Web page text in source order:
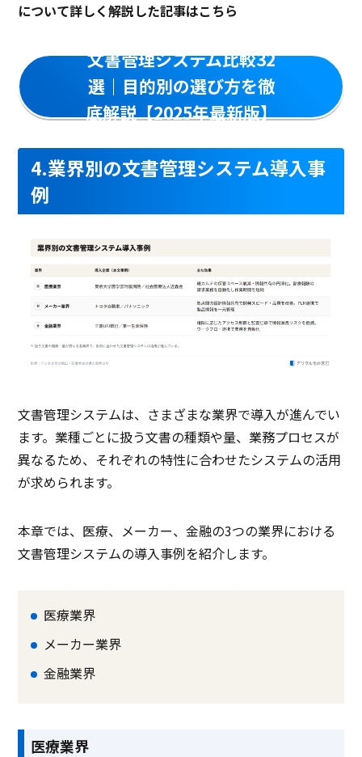
について詳しく解説した記事はこちら
文書管理システム比較32
選｜目的別の選び方を徹
底解説【2025年最新版】
4.業界別の文書管理システム導入事
例
文書管理システムは、さまざまな業界で導入が進んでい
ます。業種ごとに扱う文書の種類や量、業務プロセスが
異なるため、それぞれの特性に合わせたシステムの活用
が求められます。
本章では、医療、メーカー、金融の3つの業界における
文書管理システムの導入事例を紹介します。
医療業界
メーカー業界
金融業界
医療業界